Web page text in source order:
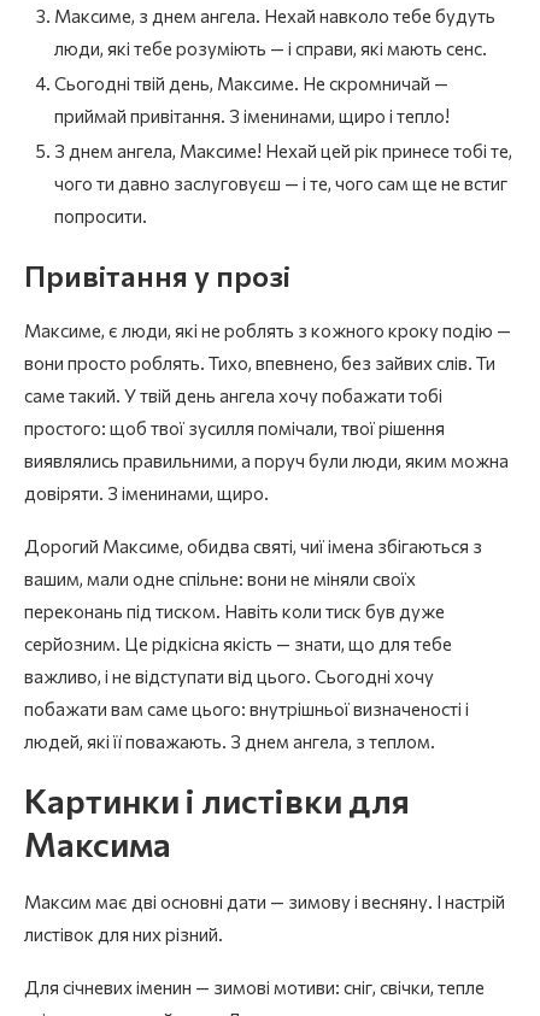
Максиме, з днем ангела. Нехай навколо тебе будуть
люди, які тебе розуміють — і справи, які мають сенс.
Сьогодні твій день, Максиме. Не скромничай —
приймай привітання. З іменинами, щиро і тепло!
З днем ангела, Максиме! Нехай цей рік принесе тобі те,
чого ти давно заслуговуєш — і те, чого сам ще не встиг
попросити.
Привітання у прозі
Максиме, є люди, які не роблять з кожного кроку подію —
вони просто роблять. Тихо, впевнено, без зайвих слів. Ти
саме такий. У твій день ангела хочу побажати тобі
простого: щоб твої зусилля помічали, твої рішення
виявлялись правильними, а поруч були люди, яким можна
довіряти. З іменинами, щиро.
Дорогий Максиме, обидва святі, чиї імена збігаються з
вашим, мали одне спільне: вони не міняли своїх
переконань під тиском. Навіть коли тиск був дуже
серйозним. Це рідкісна якість — знати, що для тебе
важливо, і не відступати від цього. Сьогодні хочу
побажати вам саме цього: внутрішньої визначеності і
людей, які її поважають. З днем ангела, з теплом.
Картинки і листівки для
Максима
Максим має дві основні дати — зимову і весняну. І настрій
листівок для них різний.
Для січневих іменин — зимові мотиви: сніг, свічки, тепле